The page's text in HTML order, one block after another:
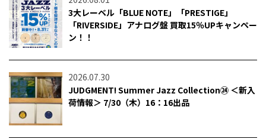
3大レーベル「BLUE NOTE」「PRESTIGE」
「RIVERSIDE」アナログ盤 買取15％UPキャンペー
ン！！
2026.07.30
JUDGMENT! Summer Jazz Collection㉔ ＜新入
荷情報＞ 7/30（木）16：16出品